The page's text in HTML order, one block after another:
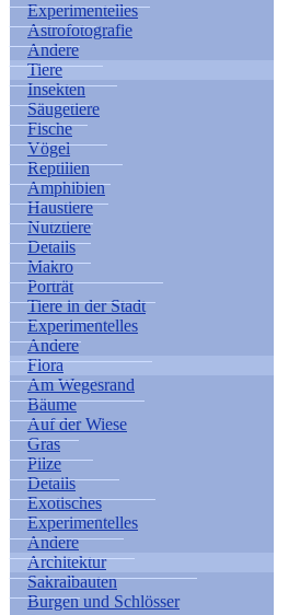
Experimentelles
Astrofotografie
Andere
Tiere
Insekten
Säugetiere
Fische
Vögel
Reptilien
Amphibien
Haustiere
Nutztiere
Details
Makro
Porträt
Tiere in der Stadt
Experimentelles
Andere
Flora
Am Wegesrand
Bäume
Auf der Wiese
Gras
Pilze
Details
Exotisches
Experimentelles
Andere
Architektur
Sakralbauten
Burgen und Schlösser